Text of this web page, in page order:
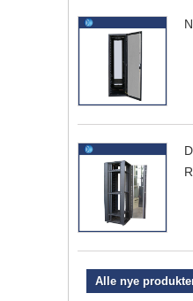
Alle nye